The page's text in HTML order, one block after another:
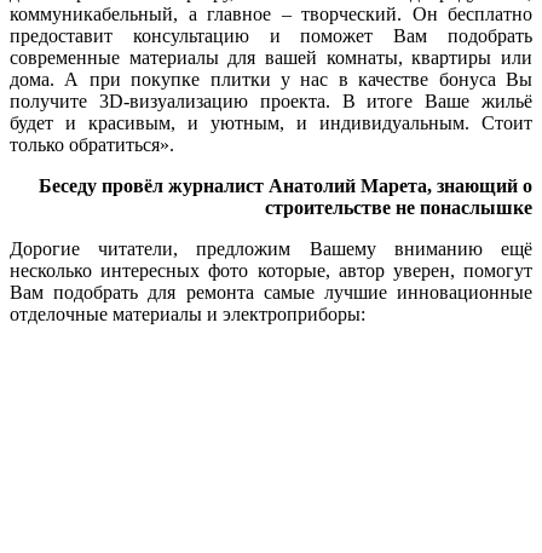
коммуникабельный, а главное – творческий. Он бесплатно
предоставит консультацию и поможет Вам подобрать
современные материалы для вашей комнаты, квартиры или
дома. А при покупке плитки у нас в качестве бонуса Вы
получите 3D-визуализацию проекта. В итоге Ваше жильё
будет и красивым, и уютным, и индивидуальным. Стоит
только обратиться».
Беседу провёл журналист Анатолий Марета, знающий о
строительстве не понаслышке
Дорогие читатели, предложим Вашему вниманию ещё
несколько интересных фото которые, автор уверен, помогут
Вам подобрать для ремонта самые лучшие инновационные
отделочные материалы и электроприборы: